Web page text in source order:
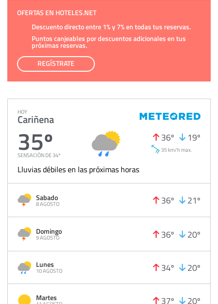
OFERTAS EN HOTELES.NET
Descuento directo entre 1% y 7% en todas tus reservas.
Puntos canjeables por descuentos adicionales en tus
próximas reservas.
REGÍSTRATE
HOY
Cariñena
35º
SENSACIÓN DE 34º
36º 19º
35 km/h max.
Lluvias débiles en las próximas horas
Sabado
8 AGOSTO 36º 21º
Domingo
9 AGOSTO 36º 20º
Lunes
10 AGOSTO 34º 20º
Martes 37º 20º